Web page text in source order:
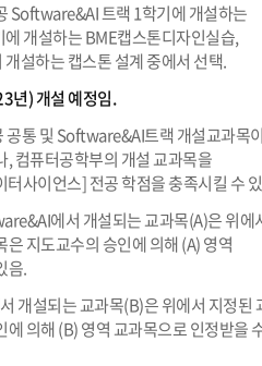
Software&AI 트랙 1학기에 개설하는
개설하는 BME캡스톤디자인실습,
설하는 캡스톤 설계 중에서 선택.
년) 개설 예정임.
공통 및 Software&AI트랙 개설교과목
, 컴퓨터공학부의 개설 교과목을
사이언스] 전공 학점을 충족시킬 수
에서 개설되는 교과목(A)은 위에
지도교수의 승인에 의해 (A) 영역
음.
개설되는 교과목(B)은 위에서 지정된
에 의해 (B) 영역 교과목으로 인정받을